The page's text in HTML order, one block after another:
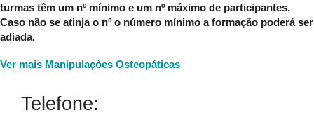
turmas têm um nº mínimo e um nº máximo de participantes.
Caso não se atinja o nº o número mínimo a formação poderá ser
adiada.
Ver mais Manipulações Osteopáticas
Telefone: